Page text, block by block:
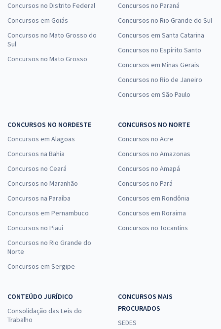
Concursos no Distrito Federal
Concursos em Goiás
Concursos no Mato Grosso do
Sul
Concursos no Mato Grosso
Concursos no Paraná
Concursos no Rio Grande do Sul
Concursos em Santa Catarina
Concursos no Espírito Santo
Concursos em Minas Gerais
Concursos no Rio de Janeiro
Concursos em São Paulo
CONCURSOS NO NORDESTE
Concursos em Alagoas
Concursos na Bahia
Concursos no Ceará
Concursos no Maranhão
Concursos na Paraíba
Concursos em Pernambuco
Concursos no Piauí
Concursos no Rio Grande do
Norte
Concursos em Sergipe
CONCURSOS NO NORTE
Concursos no Acre
Concursos no Amazonas
Concursos no Amapá
Concursos no Pará
Concursos em Rondônia
Concursos em Roraima
Concursos no Tocantins
CONTEÚDO JURÍDICO
Consolidação das Leis do
Trabalho
CONCURSOS MAIS
PROCURADOS
SEDES